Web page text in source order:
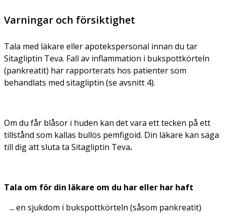
Varningar och försiktighet
Tala med läkare eller apotekspersonal innan du tar
Sitagliptin Teva. Fall av inflammation i bukspottkörteln
(pankreatit) har rapporterats hos patienter som
behandlats med sitagliptin (se avsnitt 4).
Om du får blåsor i huden kan det vara ett tecken på ett
tillstånd som kallas bullös pemfigoid. Din läkare kan säga
till dig att sluta ta Sitagliptin Teva.
Tala om för din läkare om du har eller har haft
en sjukdom i bukspottkörteln (såsom pankreatit)